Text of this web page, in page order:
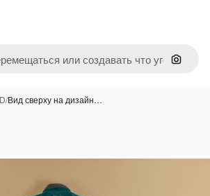
Поиск
/Вид сверху на дизайн…